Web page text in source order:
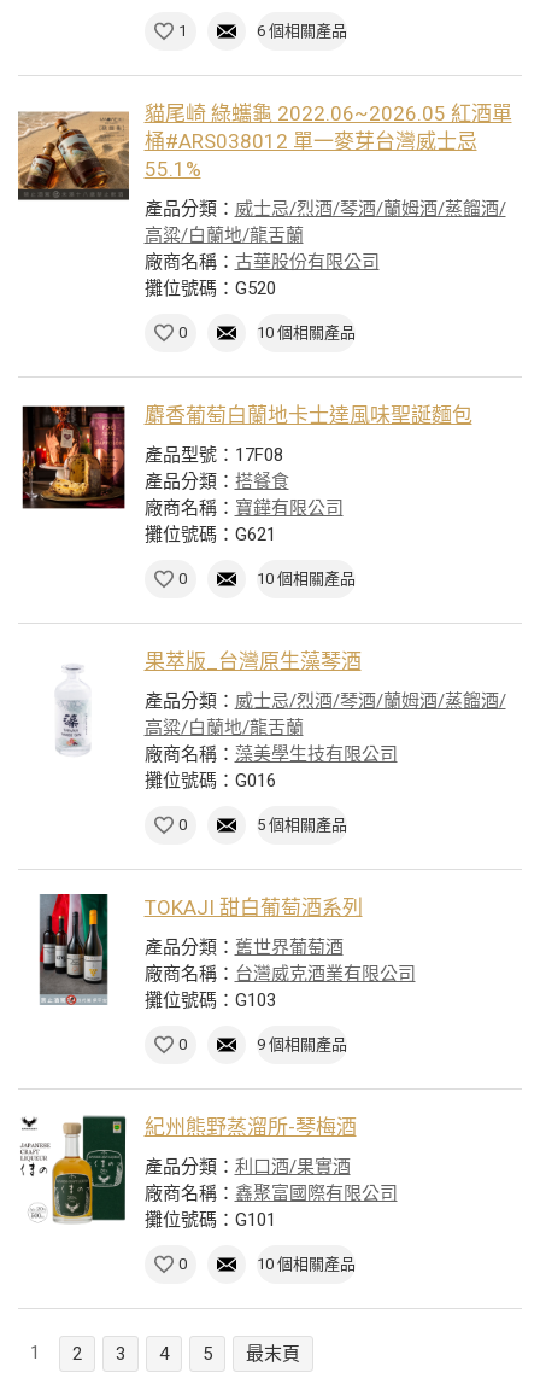
1 6 個相關產品
貓尾崎 綠蠵龜 2022.06~2026.05 紅酒單
桶#ARS038012 單一麥芽台灣威士忌
55.1%
產品分類： 威士忌/烈酒/琴酒/蘭姆酒/蒸餾酒/
高粱/白蘭地/龍舌蘭
廠商名稱： 古華股份有限公司
攤位號碼：G520
0 10 個相關產品
麝香葡萄白蘭地卡士達風味聖誕麵包
產品型號：17F08
產品分類： 搭餐食
廠商名稱： 寶鏵有限公司
攤位號碼：G621
0 10 個相關產品
果萃版_台灣原生藻琴酒
產品分類： 威士忌/烈酒/琴酒/蘭姆酒/蒸餾酒/
高粱/白蘭地/龍舌蘭
廠商名稱： 藻美學生技有限公司
攤位號碼：G016
0 5 個相關產品
TOKAJI 甜白葡萄酒系列
產品分類： 舊世界葡萄酒
廠商名稱： 台灣威克酒業有限公司
攤位號碼：G103
0 9 個相關產品
紀州熊野蒸溜所-琴梅酒
產品分類： 利口酒/果實酒
廠商名稱： 鑫聚富國際有限公司
攤位號碼：G101
0 10 個相關產品
1 2 3 4 5 最末頁